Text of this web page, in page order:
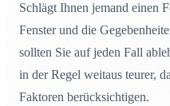
Schlägt Ihnen jemand einen
Fenster und die
sollten Sie auf jeden Fall
in der Regel weitaus teurer,
Faktoren berücksichtigen.